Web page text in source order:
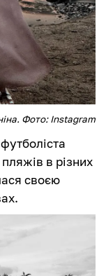
Фото: Instagram
в різних
своєю